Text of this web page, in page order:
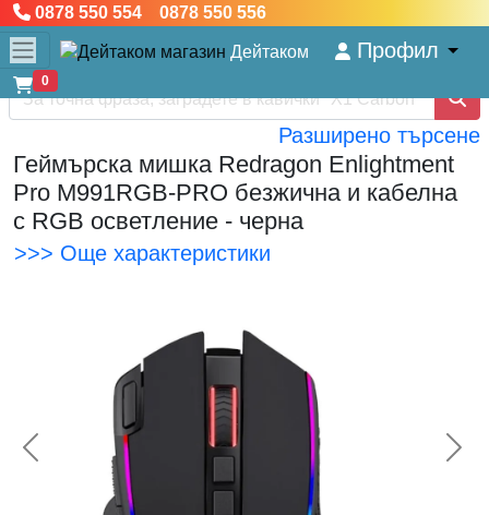
0878 550 554 0878 550 556
Дейтаком Профил
0
Разширено търсене
Геймърска мишка Redragon Enlightment
Pro M991RGB-PRO безжична и кабелна
с RGB осветление - черна
>>> Още характеристики
<< Предишна